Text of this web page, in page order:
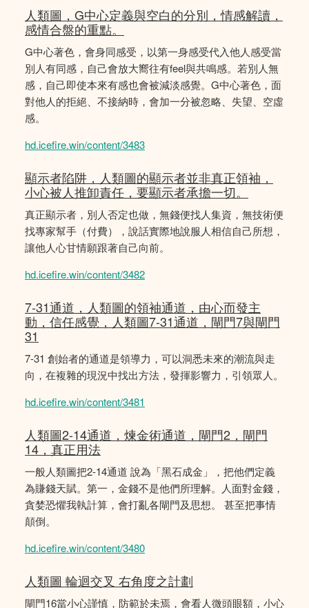
人類圖，G中心定義與空白的分別，情感解讀，
感情合盤的重點。
G中心著色，會身同感受，以第一身感受代入他人感受當
別人有同感，自己會放大嚮往有feel與共鳴感。若別人無
感，自己即使本來有感也會被減淡感覺。G中心著色，面
對他人的拒絕、不接納時，會加一分被忽略、失望、空虛
感。
hd.icefire.win/content/3483
顯示者陷阱，人類圖的顯示者並非真正領袖，
小心被人推卸責任，要顯示者承擔一切。
真正顯示者，別人否定也做，無錢便找人集資，無技術便
找專家幫手（付費），說話實際地說服人相信自己所想，
讓他人心甘情願跟著自己向前。
hd.icefire.win/content/3482
7-31通道，人類圖的領袖通道，由心而發主
動，信任感覺，人類圖7-31通道，閘門7與閘門
31
7-31 創始者的通道是領導力，可以洞悉未來的潮流與走
向，在複雜的現況中找出方法，發揮影響力，引領眾人。
hd.icefire.win/content/3481
人類圖2-14通道，煉金術通道，閘門2，閘門
14，真正用法
一般人類圖把2-14通道 說為「黑石成金」，把他們定義
為賺錢天賦。第一，金錢不是他們所理解。人面對金錢，
貪婪恐懼我執計算，會打亂各閘門及思想。 甚至把事情
顛倒。
hd.icefire.win/content/3480
人類圖 輪迴交叉 右角度之計劃
閘門16當小心謹慎，防範於未焉，會看人微頭眼額，小心